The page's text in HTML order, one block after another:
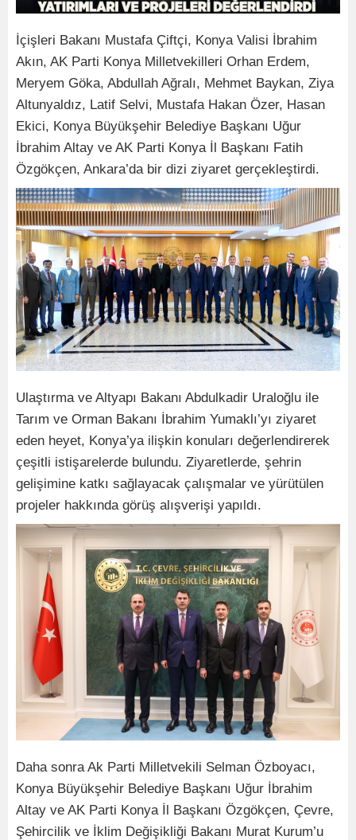
İçişleri Bakanı Mustafa Çiftçi, Konya Valisi İbrahim
Akın, AK Parti Konya Milletvekilleri Orhan Erdem,
Meryem Göka, Abdullah Ağralı, Mehmet Baykan, Ziya
Altunyaldız, Latif Selvi, Mustafa Hakan Özer, Hasan
Ekici, Konya Büyükşehir Belediye Başkanı Uğur
İbrahim Altay ve AK Parti Konya İl Başkanı Fatih
Özgökçen, Ankara’da bir dizi ziyaret gerçekleştirdi.
Ulaştırma ve Altyapı Bakanı Abdulkadir Uraloğlu ile
Tarım ve Orman Bakanı İbrahim Yumaklı’yı ziyaret
eden heyet, Konya’ya ilişkin konuları değerlendirerek
çeşitli istişarelerde bulundu. Ziyaretlerde, şehrin
gelişimine katkı sağlayacak çalışmalar ve yürütülen
projeler hakkında görüş alışverişi yapıldı.
Daha sonra Ak Parti Milletvekili Selman Özboyacı,
Konya Büyükşehir Belediye Başkanı Uğur İbrahim
Altay ve AK Parti Konya İl Başkanı Özgökçen, Çevre,
Şehircilik ve İklim Değişikliği Bakanı Murat Kurum’u